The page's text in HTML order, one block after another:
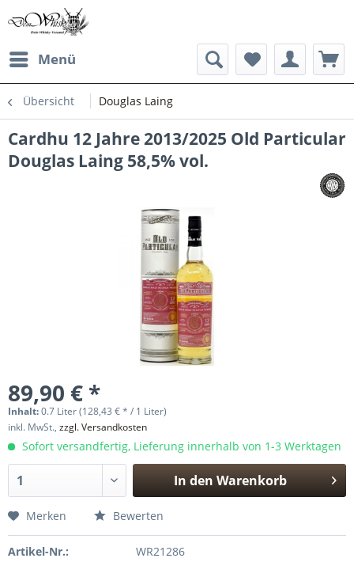
Menü
Übersicht Douglas Laing
Cardhu 12 Jahre 2013/2025 Old Particular
Douglas Laing 58,5% vol.
89,90 € *
Inhalt:0.7 Liter (128,43 € * / 1 Liter)
inkl. MwSt., zzgl. Versandkosten
Sofort versandfertig, Lieferung innerhalb von 1-3 Werktagen
In den Warenkorb
Merken Bewerten
Artikel-Nr.:
WR21286